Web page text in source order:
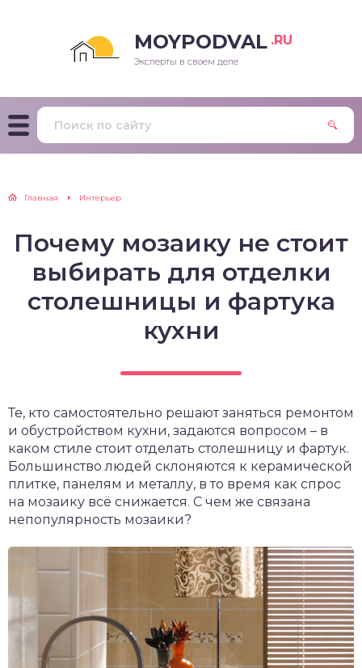
MOYPODVAL .RU
Эксперты в своем деле
Главная Интерьер
Почему мозаику не стоит
выбирать для отделки
столешницы и фартука
кухни
Те, кто самостоятельно решают заняться ремонтом
и обустройством кухни, задаются вопросом – в
каком стиле стоит отделать столешницу и фартук.
Большинство людей склоняются к керамической
плитке, панелям и металлу, в то время как спрос
на мозаику всё снижается. С чем же связана
непопулярность мозаики?